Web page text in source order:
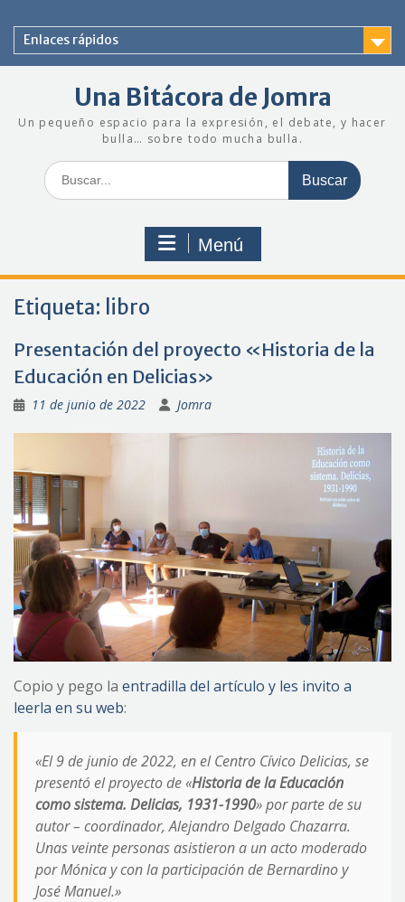
contenido
Enlaces rápidos
Una Bitácora de Jomra
Un pequeño espacio para la expresión, el debate, y hacer
bulla… sobre todo mucha bulla.
Buscar:
Menú
Etiqueta: libro
Presentación del proyecto «Historia de la
Educación en Delicias»
11 de junio de 2022 Jomra
Copio y pego la entradilla del artículo y les invito a
leerla en su web:
«El 9 de junio de 2022, en el Centro Cívico Delicias, se
presentó el proyecto de «Historia de la Educación
como sistema. Delicias, 1931-1990» por parte de su
autor – coordinador, Alejandro Delgado Chazarra.
Unas veinte personas asistieron a un acto moderado
por Mónica y con la participación de Bernardino y
José Manuel.»